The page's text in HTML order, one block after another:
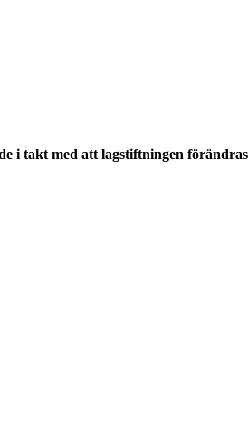
i takt med att lagstiftningen